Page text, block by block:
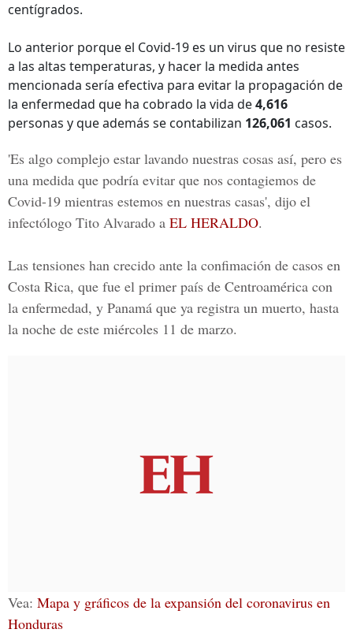
centígrados.
Lo anterior porque el Covid-19 es un virus que no resiste
a las altas temperaturas, y hacer la medida antes
mencionada sería efectiva para evitar la propagación de
la enfermedad que ha cobrado la vida de4,616
personas y que además se contabilizan 126,061 casos.
'Es algo complejo estar lavando nuestras cosas así, pero es
una medida que podría evitar que nos contagiemos de
Covid-19 mientras estemos en nuestras casas', dijo el
infectólogo Tito Alvarado a EL HERALDO.
Las tensiones han crecido ante la confimación de casos en
Costa Rica, que fue el primer país de Centroamérica con
la enfermedad, y Panamá que ya registra un muerto, hasta
la noche de este miércoles 11 de marzo.
Vea: Mapa y gráficos de la expansión del coronavirus en
Honduras